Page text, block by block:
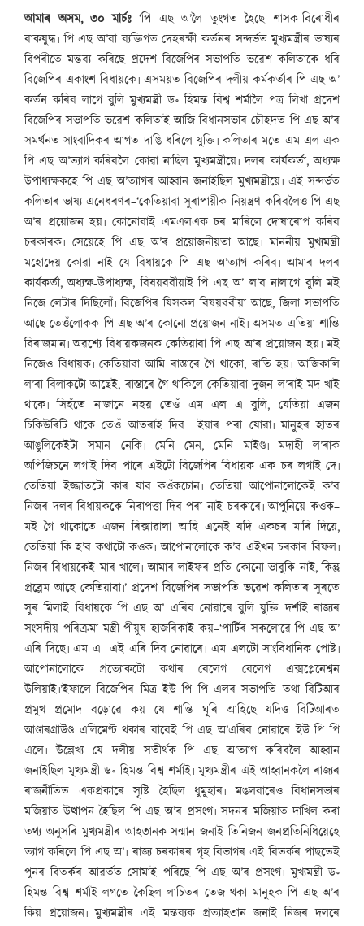
আমাৰ অসম, ৩০ মাৰ্চঃ‘পি এছ অ’লৈ তুংগত হৈছে শাসক-বিৰোধীৰ
বাকযুদ্ধ৷ পি এছ অ’বা ব্যক্তিগত দেহৰক্ষী কৰ্তনৰ সন্দৰ্ভত মুখ্যমন্ত্ৰীৰ ভাষ্যৰ
বিপৰীতে মন্তব্য কৰিছে প্ৰদেশ বিজেপিৰ সভাপতি ভৱেশ কলিতাকে ধৰি
বিজেপিৰ একাংশ বিধায়কে৷ এসময়ত বিজেপিৰ দলীয় কৰ্মকৰ্তাৰ পি এছ অ’
কৰ্তন কৰিব লাগে বুলি মুখ্যমন্ত্ৰী ড॰ হিমন্ত বিশ্ব শৰ্মালৈ পত্ৰ লিখা প্ৰদেশ
বিজেপিৰ সভাপতি ভৱেশ কলিতাই আজি বিধানসভাৰ চৌহদত পি এছ অ’ৰ
সমৰ্থনত সাংবাদিকৰ আগত দাঙি ধৰিলে যুক্তি৷ কলিতাৰ মতে এম এল এক
পি এছ অ’ত্যাগ কৰিবলৈ কোৱা নাছিল মুখ্যমন্ত্ৰীয়ে৷ দলৰ কাৰ্যকৰ্তা, অধ্যক্ষ
উপাধ্যক্ষকহে পি এছ অ’ত্যাগৰ আহ্বান জনাইছিল মুখ্যমন্ত্ৰীয়ে৷ এই সন্দৰ্ভত
কলিতাৰ ভাষ্য এনেধৰণৰ–‘কেতিয়াবা সুৰাপায়ীক নিয়ন্ত্ৰণ কৰিবলৈও পি এছ
অ’ৰ প্ৰয়োজন হয়৷ কোনোবাই এমএলএক চৰ মাৰিলে দোষাৰোপ কৰিব
চৰকাৰক৷ সেয়েহে পি এছ অ’ৰ প্ৰয়োজনীয়তা আছে৷ মাননীয় মুখ্যমন্ত্ৰী
মহোদেয় কোৱা নাই যে বিধায়কে পি এছ অ’ত্যাগ কৰিব৷ আমাৰ দলৰ
কাৰ্যকৰ্তা, অধ্যক্ষ-উপাধ্যক্ষ, বিষয়ববীয়াই পি এছ অ’ ল’ব নালাগে বুলি মই
নিজে লেটাৰ দিছিলোঁ৷ বিজেপিৰ যিসকল বিষয়ববীয়া আছে, জিলা সভাপতি
আছে তেওঁলোকক পি এছ অ’ৰ কোনো প্ৰয়োজন নাই৷ অসমত এতিয়া শান্তি
বিৰাজমান৷ অৱশ্যে বিধায়কজনক কেতিয়াবা পি এছ অ’ৰ প্ৰয়োজন হয়৷ মই
নিজেও বিধায়ক৷ কেতিয়াবা আমি ৰাস্তাৰে গৈ থাকো, ৰাতি হয়৷ আজিকালি
ল’ৰা বিলাকটো আছেই, ৰাস্তাৰে গৈ থাকিলে কেতিয়াবা দুজন ল’ৰাই মদ খাই
থাকে৷ সিহঁতে নাজানে নহয় তেওঁ এম এল এ বুলি, যেতিয়া এজন
চিকিউৰিটি থাকে তেওঁ আতৰাই দিব ইয়াৰ পৰা যোৱা৷ মানুহৰ হাতৰ
আঙুলিকেইটা সমান নেকি৷ মেনি মেন, মেনি মাইণ্ড৷ মদাহী ল’ৰাক
অপিজিচনে লগাই দিব পাৰে এইটো বিজেপিৰ বিধায়ক এক চৰ লগাই দে৷
তেতিয়া ইজ্জাতটো কাৰ যাব কওঁকচোন৷ তেতিয়া আপোনালোকেই ক’ব
নিজৰ দলৰ বিধায়ককে নিৰাপত্তা দিব পৰা নাই চৰকাৰে৷ আপুনিয়ে কওক–
মই গৈ থাকোতে এজন ৰিক্সাৱালা আহি এনেই যদি একচৰ মাৰি দিয়ে,
তেতিয়া কি হ’ব কথাটো কওক৷ আপোনালোকে ক’ব এইখন চৰকাৰ বিফল৷
নিজৰ বিধায়কেই মাৰ খালে৷ আমাৰ লাইফৰ প্ৰতি কোনো ভাবুকি নাই, কিন্তু
প্ৰব্লেম আহে কেতিয়াবা৷’ প্ৰদেশ বিজেপিৰ সভাপতি ভৱেশ কলিতাৰ সুৰতে
সুৰ মিলাই বিধায়কে পি এছ অ’ এৰিব নোৱাৰে বুলি যুক্তি দৰ্শাই ৰাজ্যৰ
সংসদীয় পৰিক্ৰমা মন্ত্ৰী পীয়ুষ হাজৰিকাই কয়–‘পাৰ্টিৰ সকলোৱে পি এছ অ’
এৰি দিছে৷ এম এ এই এৰি দিব নোৱাৰে৷ এম এলটো সাংবিধানিক পোষ্ট৷
আপোনালোকে প্ৰত্যোকটো কথাৰ বেলেগ বেলেগ এক্সপ্লেনেশ্বন
উলিয়াই৷’ইফালে বিজেপিৰ মিত্ৰ ইউ পি পি এলৰ সভাপতি তথা বিটিআৰ
প্ৰমুখ প্ৰমোদ বড়োৱে কয় যে শান্তি ঘূৰি আহিছে যদিও বিটিআৰত
আণ্ডাৰগ্ৰাউণ্ড এলিমেণ্ট থকাৰ বাবেই পি এছ অ’এৰিব নোৱাৰে ইউ পি পি
এলে৷ উল্লেখ্য যে দলীয় সতীৰ্থক পি এছ অ’ত্যাগ কৰিবলৈ আহ্বান
জনাইছিল মুখ্যমন্ত্ৰী ড॰ হিমন্ত বিশ্ব শৰ্মাই৷ মুখ্যমন্ত্ৰীৰ এই আহ্বানকলৈ ৰাজ্যৰ
ৰাজনীতিত একপ্ৰকাৰে সৃষ্টি হৈছিল ধুমুহাৰ৷ মঙলবাৰেও বিধানসভাৰ
মজিয়াত উত্থাপন হৈছিল পি এছ অ’ৰ প্ৰসংগ৷ সদনৰ মজিয়াত দাখিল কৰা
তথ্য অনুসৰি মুখ্যমন্ত্ৰীৰ আহ৩ানক সন্মান জনাই তিনিজন জনপ্ৰতিনিধিয়েহে
ত্যাগ কৰিলে পি এছ অ’৷ ৰাজ্য চৰকাৰৰ গৃহ বিভাগৰ এই বিতৰ্কৰ পাছতেই
পুনৰ বিতৰ্কৰ আৱৰ্তত সোমাই পৰিছে পি এছ অ’ৰ প্ৰসংগ৷ মুখ্যমন্ত্ৰী ড॰
হিমন্ত বিশ্ব শৰ্মাই লগতে কৈছিল লাচিতৰ তেজ থকা মানুহক পি এছ অ’ৰ
কিয় প্ৰয়োজন৷ মুখ্যমন্ত্ৰীৰ এই মন্তব্যক প্ৰত্যাহ৩ান জনাই নিজৰ দলৰে